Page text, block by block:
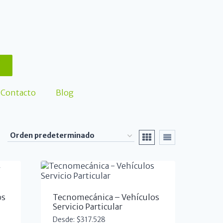
Contacto Blog
Tecnomecánica – Vehículos
Servicio Particular
Desde: $317.528